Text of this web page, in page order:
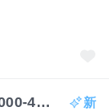
高雄(北區)-(鼓山區)保全員(早班)-39000-41000元/作四休二-任經理